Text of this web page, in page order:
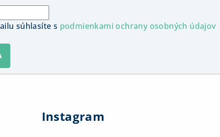
súhlasíte s podmienkami ochrany osobných údajov
Instagram